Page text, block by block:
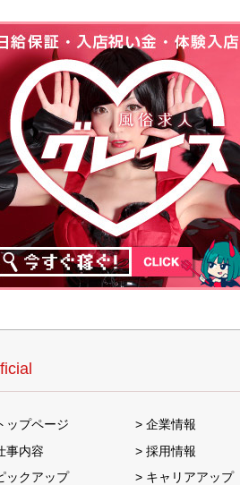
ップページ
企業情報
事内容
採用情報
ックアップ
キャリアアップ